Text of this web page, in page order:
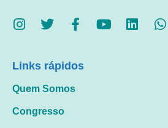
Links rápidos
Quem Somos
Congresso